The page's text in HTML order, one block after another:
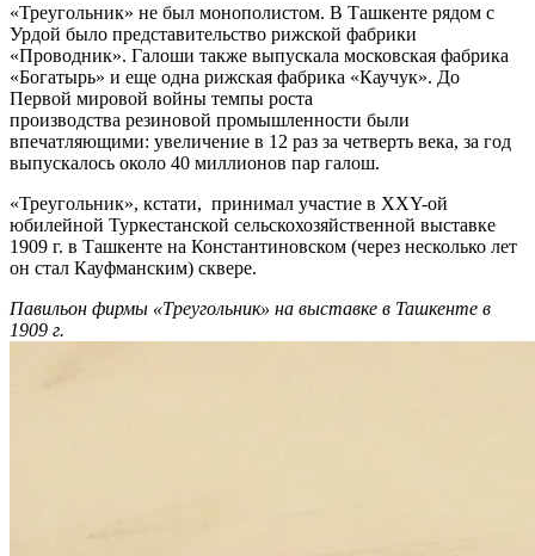
«Треугольник» не был монополистом. В Ташкенте рядом с
Урдой было представительство рижской фабрики
«Проводник». Галоши также выпускала московская фабрика
«Богатырь» и еще одна рижская фабрика «Каучук». До
Первой мировой войны темпы роста
производства резиновой промышленности были
впечатляющими: увеличение в 12 раз за четверть века, за год
выпускалось около 40 миллионов пар галош.
«Треугольник», кстати, принимал участие в XXY-ой
юбилейной Туркестанской сельскохозяйственной выставке
1909 г. в Ташкенте на Константиновском (через несколько лет
он стал Кауфманским) сквере.
Павильон фирмы «Треугольник» на выставке в Ташкенте в
1909 г.